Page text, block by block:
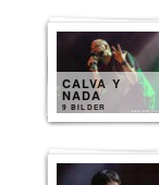
CALVA Y
NADA
9 BILDER